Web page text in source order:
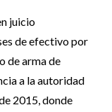
juicio
de efectivo por
de arma de
a la autoridad
2015, donde